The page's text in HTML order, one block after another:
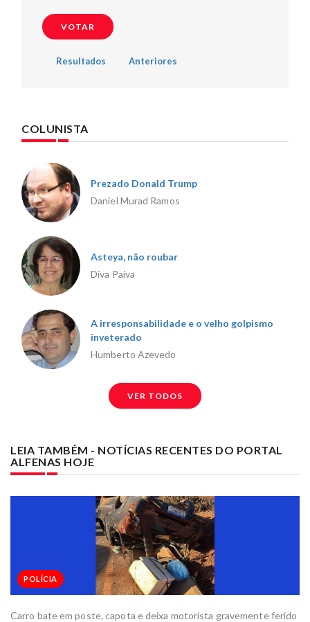
Resultados Anteriores
COLUNISTA
Prezado Donald Trump
Daniel Murad Ramos
Asteya, não roubar
Diva Paiva
A irresponsabilidade e o velho golpismo
inveterado
Humberto Azevedo
VER TODOS
LEIA TAMBÉM - NOTÍCIAS RECENTES DO PORTAL
ALFENAS HOJE
POLÍCIA
Carro bate em poste, capota e deixa motorista gravemente ferido